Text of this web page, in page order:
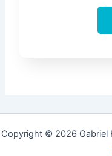
Copyright © 2026 Gabriel